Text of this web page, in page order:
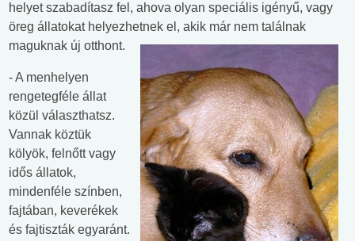
helyet szabadítasz fel, ahova olyan speciális igényű, vagy
öreg állatokat helyezhetnek el, akik már nem találnak
maguknak új otthont.
- A menhelyen
rengetegféle állat
közül választhatsz.
Vannak köztük
kölyök, felnőtt vagy
idős állatok,
mindenféle színben,
fajtában, keverékek
és fajtiszták egyaránt.